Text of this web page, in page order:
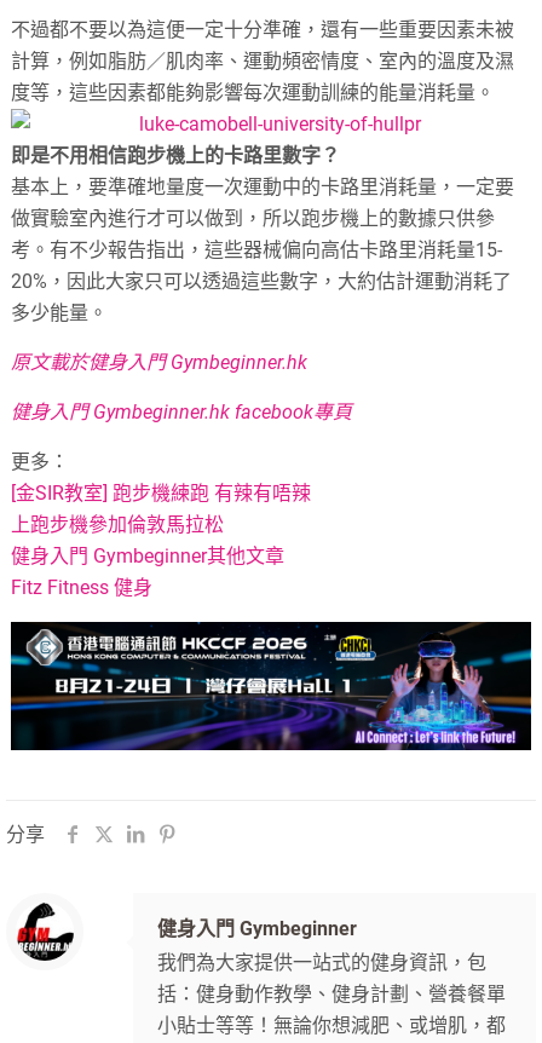
不過都不要以為這便一定十分準確，還有一些重要因素未被
計算，例如脂肪／肌肉率、運動頻密情度、室內的溫度及濕
度等，這些因素都能夠影響每次運動訓練的能量消耗量。
即是不用相信跑步機上的卡路里數字？
基本上，要準確地量度一次運動中的卡路里消耗量，一定要
做實驗室內進行才可以做到，所以跑步機上的數據只供參
考。有不少報告指出，這些器械偏向高估卡路里消耗量15-
20%，因此大家只可以透過這些數字，大約估計運動消耗了
多少能量。
原文載於健身入門 Gymbeginner.hk
健身入門 Gymbeginner.hk facebook專頁
更多：
[金SIR教室] 跑步機練跑 有辣有唔辣
上跑步機參加倫敦馬拉松
健身入門 Gymbeginner其他文章
Fitz Fitness 健身
分享
健身入門 Gymbeginner
我們為大家提供一站式的健身資訊，包
括：健身動作教學、健身計劃、營養餐單
小貼士等等！無論你想減肥、或增肌，都